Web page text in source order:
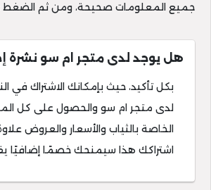
جميع المعلومات صحيحة، ومن ثم الضغط
هل يوجد لدى متجر ام سو نشرة
بكل تأكيد، حيث بإمكانك الاشتراك في
لدى متجر ام سو والحصول على كل
الخاصة بالثياب والأسعار والعروض
اشتراكك هذا سيمنحك خصمًا إضافيًا يقدر